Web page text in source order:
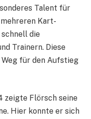
Talent für
Kart-
die
Trainern. Diese
für den Aufstieg
zeigte Flörsch seine
Hier konnte er sich